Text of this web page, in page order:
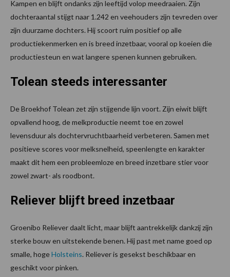
Kampen en blijft ondanks zijn leeftijd volop meedraaien. Zijn
dochteraantal stijgt naar 1.242 en veehouders zijn tevreden over
zijn duurzame dochters. Hij scoort ruim positief op alle
productiekenmerken en is breed inzetbaar, vooral op koeien die
productiesteun en wat langere spenen kunnen gebruiken.
Tolean steeds interessanter
De Broekhof Tolean zet zijn stijgende lijn voort. Zijn eiwit blijft
opvallend hoog, de melkproductie neemt toe en zowel
levensduur als dochtervruchtbaarheid verbeteren. Samen met
positieve scores voor melksnelheid, speenlengte en karakter
maakt dit hem een probleemloze en breed inzetbare stier voor
zowel zwart- als roodbont.
Reliever blijft breed inzetbaar
Groenibo Reliever daalt licht, maar blijft aantrekkelijk dankzij zijn
sterke bouw en uitstekende benen. Hij past met name goed op
smalle, hogeHolsteins. Reliever is gesekst beschikbaar en
geschikt voor pinken.